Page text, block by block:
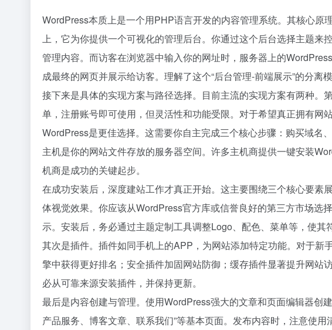
WordPress本质上是一个用PHP语言开发的内容管理系统。其核心原
上，它为你提供一个可视化的管理后台。你通过这个后台选择主题来
管理内容。而访客在浏览器中输入你的网址时，服务器上的
成最终的网页并展示给访客。理解了这个“后台管理-前端展示”的分离
接下来是具体的实现方案与路径选择。目前主流的实现方案有两种。
单，注册账号即可使用，但灵活性和功能受限。对于希望真正拥有
WordPress是更佳选择。这需要你自主完成三个核心步骤：购买域名
主机是你的网站文件存放的服务器空间。许多主机商提供一键安装
机商是成功的关键起步。
在成功安装后，深度建站工作才真正开始。这主要围绕三个核心要素
体视觉效果。你应该从WordPress官方库或信誉良好的第三方市场选
示。安装后，务必通过主题定制工具调整Logo、配色、菜单等，使其
其次是插件。插件如同手机上的APP，为网站添加特定功能。对于新
擎中获得更好排名；安全插件加固网站防御；缓存插件显著提升网站
必从可靠来源安装插件，并保持更新。
最后是内容创建与管理。使用WordPress强大的文章和页面编辑器创
产品服务、博客文章、联系我们”等基本页面。发布内容时，注意使